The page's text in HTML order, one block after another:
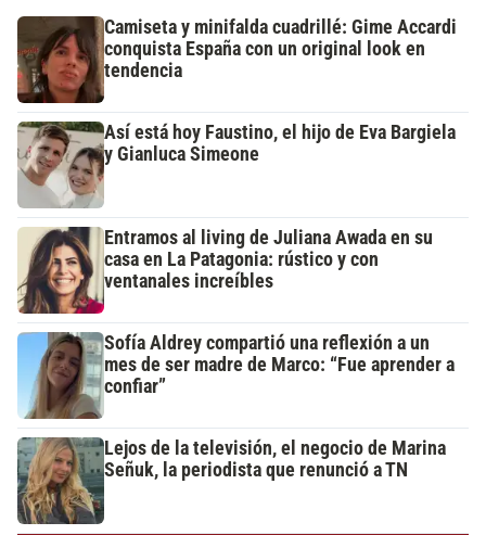
Camiseta y minifalda cuadrillé: Gime Accardi
conquista España con un original look en
tendencia
Así está hoy Faustino, el hijo de Eva Bargiela
y Gianluca Simeone
Entramos al living de Juliana Awada en su
casa en La Patagonia: rústico y con
ventanales increíbles
Sofía Aldrey compartió una reflexión a un
mes de ser madre de Marco: “Fue aprender a
confiar”
Lejos de la televisión, el negocio de Marina
Señuk, la periodista que renunció a TN